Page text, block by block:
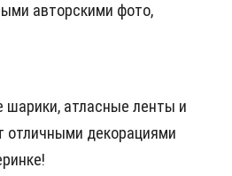
авторскими фото,
атласные ленты и
отличными декорациями